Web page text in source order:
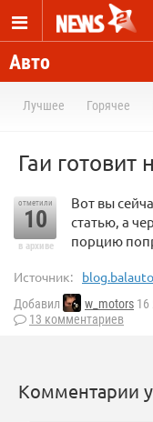
Авто
Лучшее Горячее
Гаи
отметили
10
в архиве
Вот вы
статью, а
порцию
Источник:
Добавил w_motors 16
13 комментариев
Комментарии